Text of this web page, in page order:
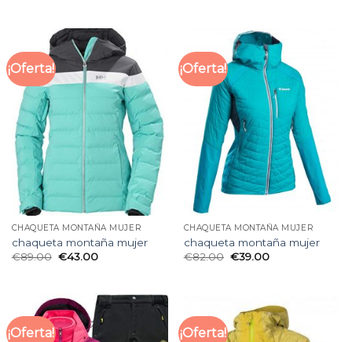
¡Oferta!
CHAQUETA MONTAÑA MUJER
chaqueta montaña mujer
€89.00 €43.00
¡Oferta!
CHAQUETA MONTAÑA MUJER
chaqueta montaña mujer
€82.00 €39.00
¡Oferta! ¡Oferta!